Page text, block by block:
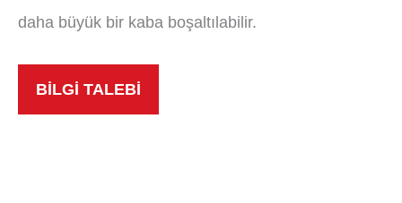
daha büyük bir kaba boşaltılabilir.
BİLGİ TALEBİ